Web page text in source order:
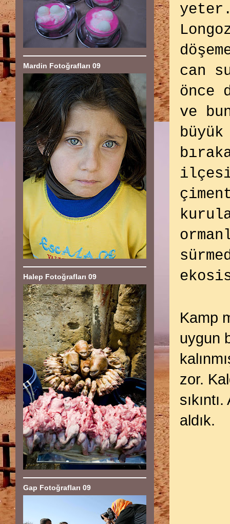
can
önce
ve
Kamp
uygun
zor.
aldık.
Mardin Fotoğrafları 09
Halep Fotoğrafları 09
Gap Fotoğrafları 09